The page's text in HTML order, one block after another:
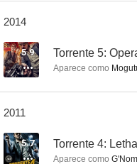
2014
5.9 Torrente 5:
Aparece como
2011
5.7 Torrente 4:
Aparece como